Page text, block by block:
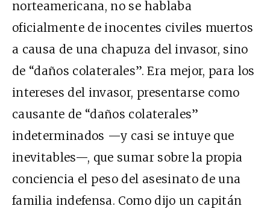
norteamericana, no se hablaba
oficialmente de inocentes civiles muertos
a causa de una chapuza del invasor, sino
de “daños colaterales”. Era mejor, para los
intereses del invasor, presentarse como
causante de “daños colaterales”
indeterminados —y casi se intuye que
inevitables—, que sumar sobre la propia
conciencia el peso del asesinato de una
familia indefensa. Como dijo un capitán